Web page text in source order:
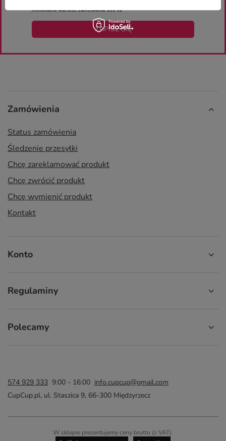
/minimalna wartość zamówienia 100 zł/
ZAPISZ SIĘ
Zamówienia
Status zamówienia
Śledzenie przesyłki
Chcę zareklamować produkt
Chcę zwrócić produkt
Chcę wymienić produkt
Kontakt
Konto
Regulaminy
Polecamy
574 929 333 9:00 - 16:00 info.cupcup@gmail.com
CupCup.pl, ul. Staszica 9, 66-300 Międzyrzecz
W sklepie prezentujemy ceny brutto (z VAT).